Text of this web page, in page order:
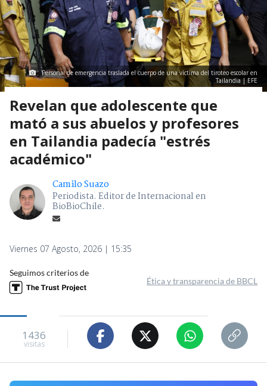
Personal de emergencia traslada el cuerpo de una víctima del tiroteo escolar en
Tailandia | EFE
Revelan que adolescente que
mató a sus abuelos y profesores
en Tailandia padecía "estrés
académico"
Camilo Suazo
Periodista. Editor de Internacional en
BioBioChile.
Viernes 07 Agosto, 2026 | 15:35
Seguimos criterios de
Ética y transparencia de BBCL
1436
visitas